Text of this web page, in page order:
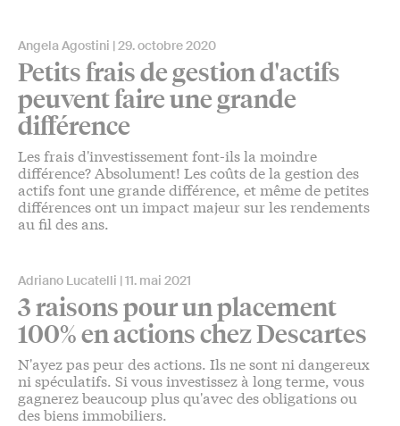
Angela Agostini 29. octobre 2020
Petits frais de gestion d'actifs
peuvent faire une grande
différence
Les frais d'investissement font-ils la moindre
différence? Absolument! Les coûts de la gestion des
actifs font une grande différence, et même de petites
différences ont un impact majeur sur les rendements
au fil des ans.
Adriano Lucatelli 11. mai 2021
3 raisons pour un placement
100% en actions chez Descartes
N'ayez pas peur des actions. Ils ne sont ni dangereux
ni spéculatifs. Si vous investissez à long terme, vous
gagnerez beaucoup plus qu'avec des obligations ou
des biens immobiliers.